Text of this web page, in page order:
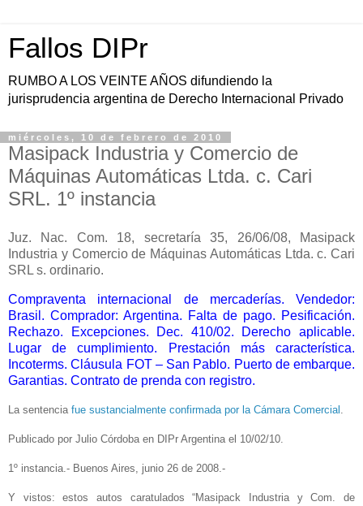
Fallos DIPr
RUMBO A LOS VEINTE AÑOS difundiendo la
jurisprudencia argentina de Derecho Internacional Privado
miércoles, 10 de febrero de 2010
Masipack Industria y Comercio de
Máquinas Automáticas Ltda. c. Cari
SRL. 1º instancia
Juz. Nac. Com. 18, secretaría 35, 26/06/08, Masipack
Industria y Comercio de Máquinas Automáticas Ltda. c. Cari
SRL s. ordinario.
Compraventa internacional de mercaderías. Vendedor:
Brasil. Comprador: Argentina. Falta de pago. Pesificación.
Rechazo. Excepciones. Dec. 410/02. Derecho aplicable.
Lugar de cumplimiento. Prestación más característica.
Incoterms. Cláusula FOT – San Pablo. Puerto de embarque.
Garantias. Contrato de prenda con registro.
La sentencia fue sustancialmente confirmada por la Cámara Comercial .
Publicado por Julio Córdoba en DIPr Argentina el 10/02/10.
1º instancia.- Buenos Aires, junio 26 de 2008.-
Y vistos: estos autos caratulados “Masipack Industria y Com. de